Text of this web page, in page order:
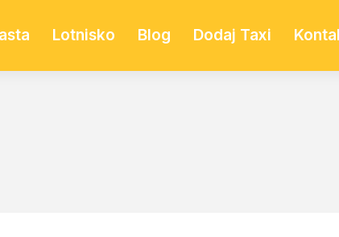
Lotnisko Blog Dodaj Taxi